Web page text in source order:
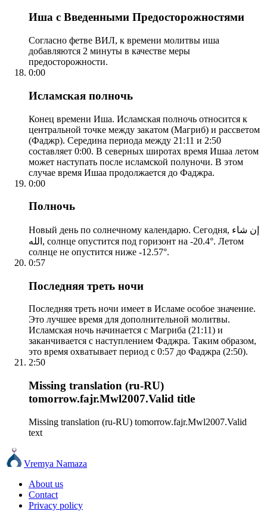
Иша с Введенными Предосторожностями
Согласно фетве ВИЛ, к времени молитвы иша
добавляются 2 минуты в качестве меры
предосторожности.
0:00
Исламская полночь
Конец времени Иша. Исламская полночь относится к
центральной точке между закатом (Магриб) и рассветом
(Фаджр). Середина периода между 21:11 и 2:50
составляет 0:00. В северных широтах время Ишаа летом
может наступать после исламской полуночи. В этом
случае время Ишаа продолжается до Фаджра.
0:00
Полночь
Новый день по солнечному календарю. Сегодня, إن شاء
الله, солнце опустится под горизонт на -20.4°. Летом
солнце не опустится ниже -12.57°.
0:57
Последняя треть ночи
Последняя треть ночи имеет в Исламе особое значение.
Это лучшее время для дополнительной молитвы.
Исламская ночь начинается с Магриба (21:11) и
заканчивается с наступлением Фаджра. Таким образом,
это время охватывает период с 0:57 до Фаджра (2:50).
2:50
Missing translation (ru-RU)
tomorrow.fajr.Mwl2007.Valid title
Missing translation (ru-RU) tomorrow.fajr.Mwl2007.Valid
text
Vremya Namaza
About us
Contact
Privacy policy